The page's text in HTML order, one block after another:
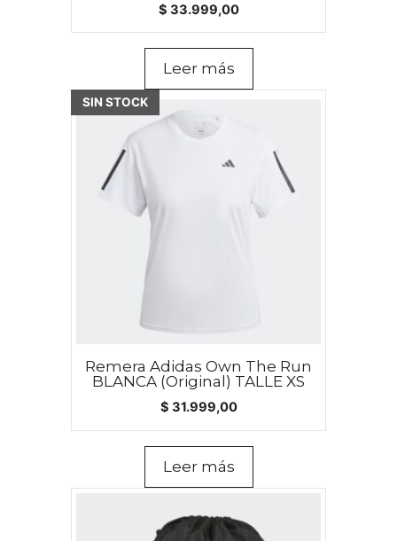
$ 33.999,00
Leer más
SIN STOCK
Remera Adidas Own The Run
BLANCA (Original) TALLE XS
$ 31.999,00
Leer más